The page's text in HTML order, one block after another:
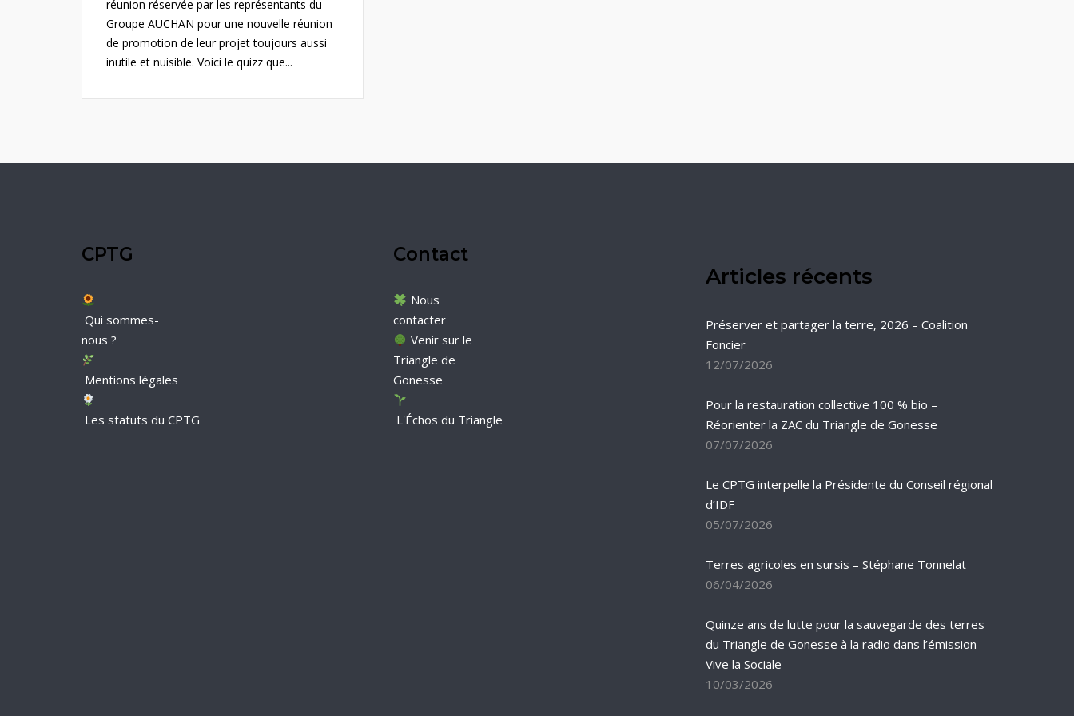
réunion réservée par les représentants du
Groupe AUCHAN pour une nouvelle réunion
de promotion de leur projet toujours aussi
inutile et nuisible. Voici le quizz que...
CPTG
Qui sommes-
nous ?
Mentions légales
Les statuts du CPTG
Contact
Nous
contacter
Venir sur le
Triangle de
Gonesse
L'Échos du Triangle
Articles récents
Préserver et partager la terre, 2026 – Coalition
Foncier
12/07/2026
Pour la restauration collective 100 % bio –
Réorienter la ZAC du Triangle de Gonesse
07/07/2026
Le CPTG interpelle la Présidente du Conseil régional
d’IDF
05/07/2026
Terres agricoles en sursis – Stéphane Tonnelat
06/04/2026
Quinze ans de lutte pour la sauvegarde des terres
du Triangle de Gonesse à la radio dans l’émission
Vive la Sociale
10/03/2026